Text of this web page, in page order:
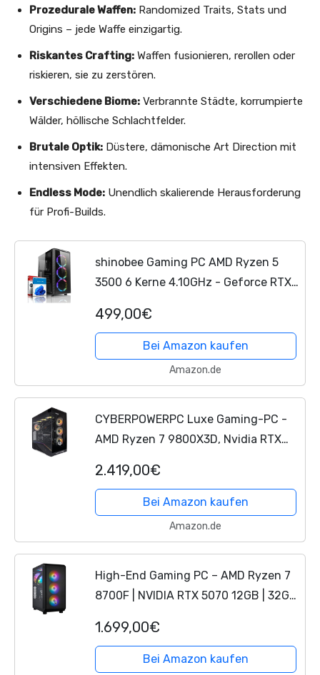
Prozedurale Waffen: Randomized Traits, Stats und
Origins – jede Waffe einzigartig.
Riskantes Crafting: Waffen fusionieren, rerollen oder
riskieren, sie zu zerstören.
Verschiedene Biome: Verbrannte Städte, korrumpierte
Wälder, höllische Schlachtfelder.
Brutale Optik: Düstere, dämonische Art Direction mit
intensiven Effekten.
Endless Mode: Unendlich skalierende Herausforderung
für Profi-Builds.
shinobee Gaming PC AMD Ryzen 5
3500 6 Kerne 4.10GHz - Geforce RTX
512 GB NVME SSD - WLAN - Gamer PC
ComputerGaming Rechner...
499,00€
Bei Amazon kaufen
Amazon.de
CYBERPOWERPC Luxe Gaming-PC -
AMD Ryzen 7 9800X3D, Nvidia RTX
SSD, 750W 80+ PSU, Wasserkühlung,
Windows 11, Ark RGB
2.419,00€
Bei Amazon kaufen
Amazon.de
High-End Gaming PC – AMD Ryzen 7
8700F | NVIDIA RTX 5070 12GB | 32GB
11 Pro – Extrem leistungsstark & leise!
1.699,00€
Bei Amazon kaufen